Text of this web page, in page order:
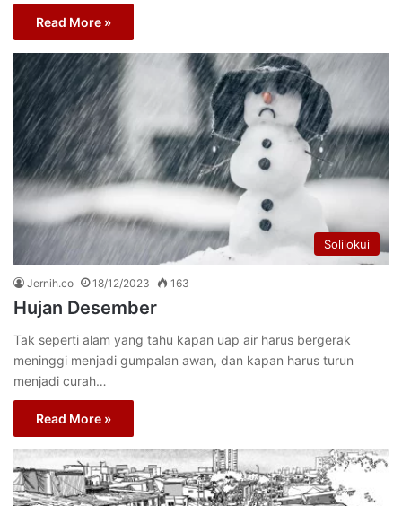
Read More »
Solilokui
Jernih.co 18/12/2023 163
Hujan Desember
Tak seperti alam yang tahu kapan uap air harus bergerak
meninggi menjadi gumpalan awan, dan kapan harus turun
menjadi curah…
Read More »